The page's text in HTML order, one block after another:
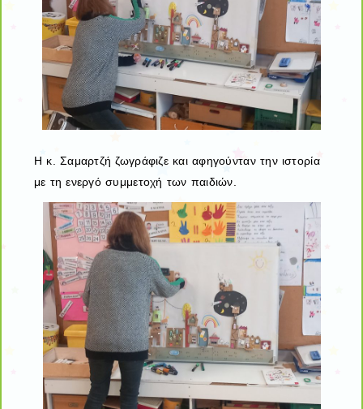
Η κ. Σαμαρτζή ζωγράφιζε και αφηγούνταν την ιστορία
με τη ενεργό συμμετοχή των παιδιών.